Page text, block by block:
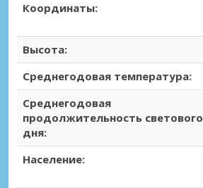
Координаты:
Высота:
Среднегодовая температура:
Среднегодовая
продолжительность светового
дня:
Население: